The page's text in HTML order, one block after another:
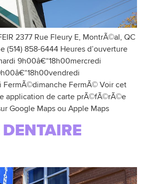
2377 Rue Fleury E, MontrÃ©al, QC
(514) 858-6444 Heures d’ouverture
9h00â€“18h00mercredi
FermÃ©dimanche FermÃ© Voir cet
application de carte prÃ©fÃ©rÃ©e
Google Maps ou Apple Maps